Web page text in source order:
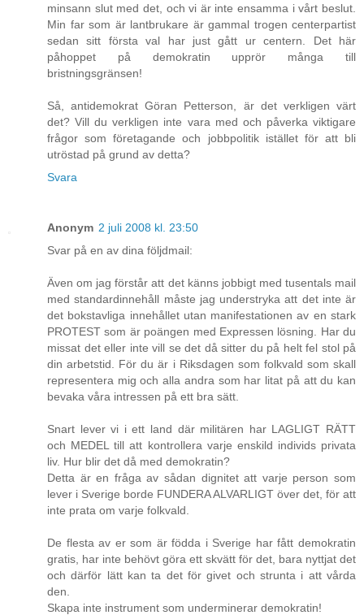
minsann slut med det, och vi är inte ensamma i vårt beslut.
Min far som är lantbrukare är gammal trogen centerpartist
sedan sitt första val har just gått ur centern. Det här
påhoppet på demokratin upprör många till
bristningsgränsen!
Så, antidemokrat Göran Petterson, är det verkligen värt
det? Vill du verkligen inte vara med och påverka viktigare
frågor som företagande och jobbpolitik istället för att bli
utröstad på grund av detta?
Svara
Anonym 2 juli 2008 kl. 23:50
Svar på en av dina följdmail:
Även om jag förstår att det känns jobbigt med tusentals mail
med standardinnehåll måste jag understryka att det inte är
det bokstavliga innehållet utan manifestationen av en stark
PROTEST som är poängen med Expressen lösning. Har du
missat det eller inte vill se det då sitter du på helt fel stol på
din arbetstid. För du är i Riksdagen som folkvald som skall
representera mig och alla andra som har litat på att du kan
bevaka våra intressen på ett bra sätt.
Snart lever vi i ett land där militären har LAGLIGT RÄTT
och MEDEL till att kontrollera varje enskild individs privata
liv. Hur blir det då med demokratin?
Detta är en fråga av sådan dignitet att varje person som
lever i Sverige borde FUNDERA ALVARLIGT över det, för att
inte prata om varje folkvald.
De flesta av er som är födda i Sverige har fått demokratin
gratis, har inte behövt göra ett skvätt för det, bara nyttjat det
och därför lätt kan ta det för givet och strunta i att vårda
den.
Skapa inte instrument som underminerar demokratin!